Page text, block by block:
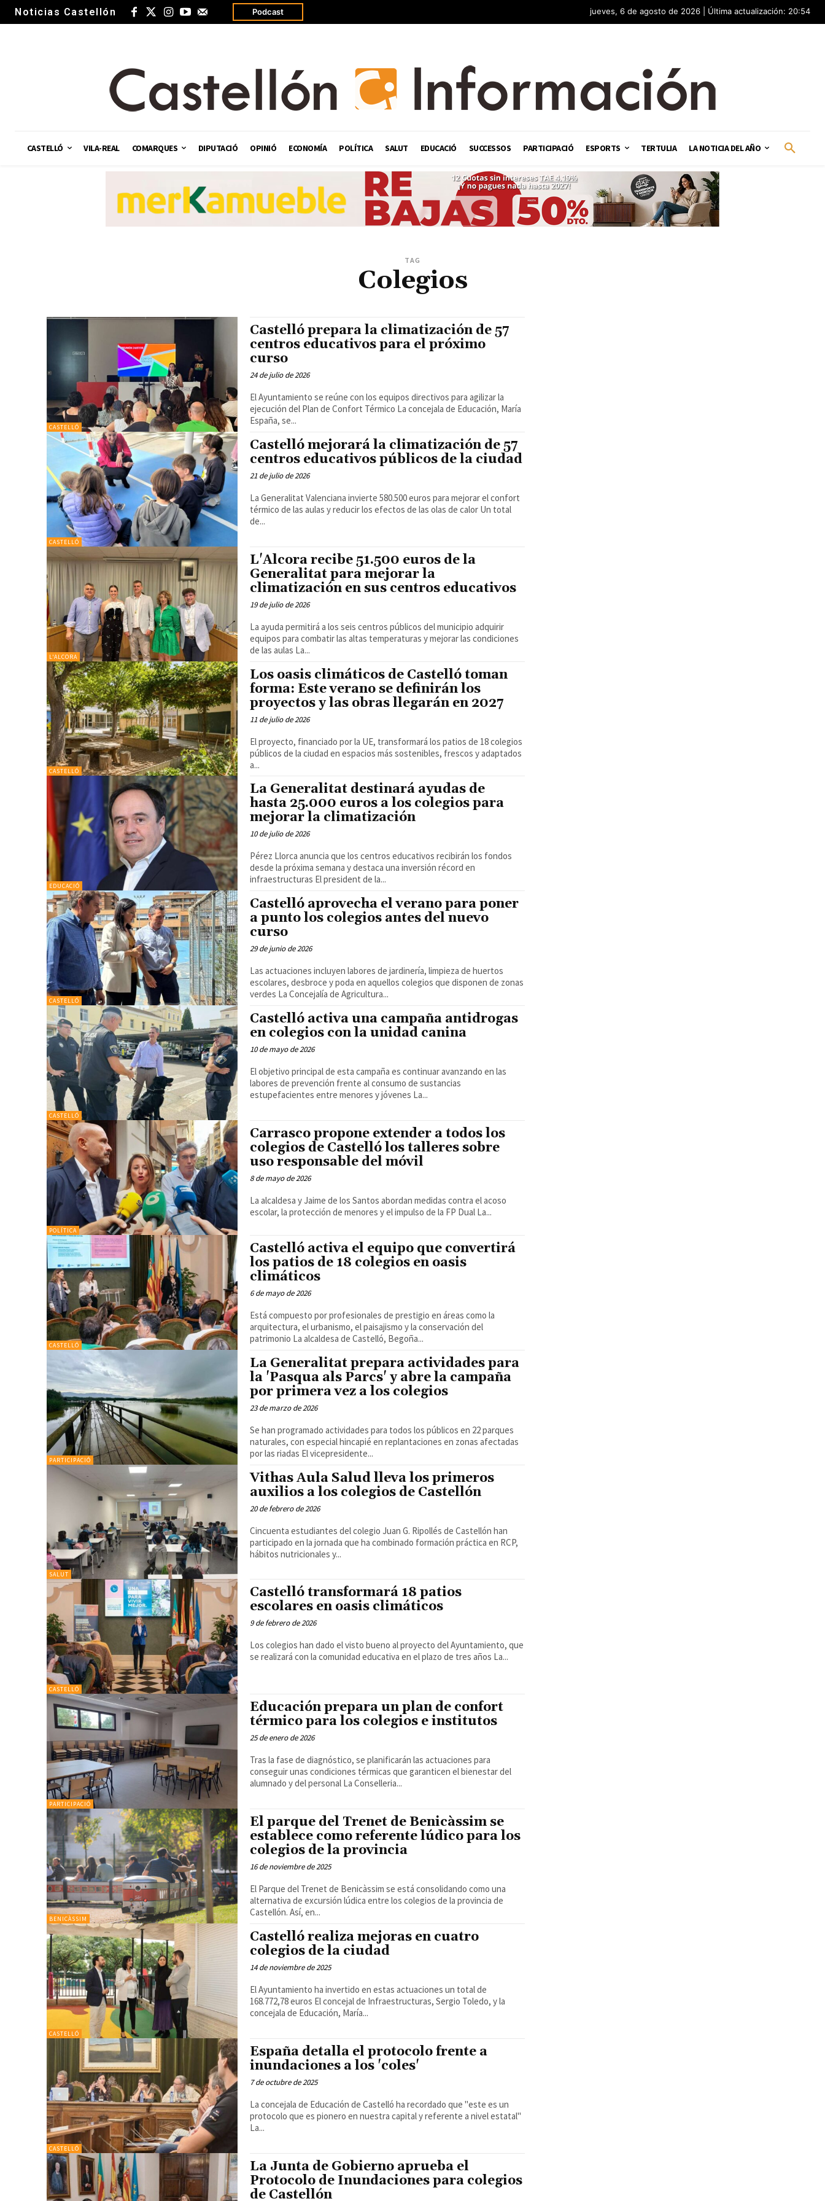
Noticias Castellón Podcast jueves, 6 de agosto de 2026 | Última actualización: 20:54
CASTELLÓ VILA-REAL COMARQUES DIPUTACIÓ OPINIÓ ECONOMÍA POLÍTICA SALUT EDUCACIÓ SUCCESSOS PARTICIPACIÓ ESPORTS TERTULIA LA NOTICIA DEL AÑO
TAG
Colegios
CASTELLÓ
Castelló prepara la climatización de 57
centros educativos para el próximo
curso
24 de julio de 2026
El Ayuntamiento se reúne con los equipos directivos para agilizar la
ejecución del Plan de Confort Térmico La concejala de Educación, María
España, se...
CASTELLÓ
Castelló mejorará la climatización de 57
centros educativos públicos de la ciudad
21 de julio de 2026
La Generalitat Valenciana invierte 580.500 euros para mejorar el confort
térmico de las aulas y reducir los efectos de las olas de calor Un total
de...
L'ALCORA
L'Alcora recibe 51.500 euros de la
Generalitat para mejorar la
climatización en sus centros educativos
19 de julio de 2026
La ayuda permitirá a los seis centros públicos del municipio adquirir
equipos para combatir las altas temperaturas y mejorar las condiciones
de las aulas La...
CASTELLÓ
Los oasis climáticos de Castelló toman
forma: Este verano se definirán los
proyectos y las obras llegarán en 2027
11 de julio de 2026
El proyecto, financiado por la UE, transformará los patios de 18 colegios
públicos de la ciudad en espacios más sostenibles, frescos y adaptados
a...
EDUCACIÓ
La Generalitat destinará ayudas de
hasta 25.000 euros a los colegios para
mejorar la climatización
10 de julio de 2026
Pérez Llorca anuncia que los centros educativos recibirán los fondos
desde la próxima semana y destaca una inversión récord en
infraestructuras El president de la...
CASTELLÓ
Castelló aprovecha el verano para poner
a punto los colegios antes del nuevo
curso
29 de junio de 2026
Las actuaciones incluyen labores de jardinería, limpieza de huertos
escolares, desbroce y poda en aquellos colegios que disponen de zonas
verdes La Concejalía de Agricultura...
CASTELLÓ
Castelló activa una campaña antidrogas
en colegios con la unidad canina
10 de mayo de 2026
El objetivo principal de esta campaña es continuar avanzando en las
labores de prevención frente al consumo de sustancias
estupefacientes entre menores y jóvenes La...
POLÍTICA
Carrasco propone extender a todos los
colegios de Castelló los talleres sobre
uso responsable del móvil
8 de mayo de 2026
La alcaldesa y Jaime de los Santos abordan medidas contra el acoso
escolar, la protección de menores y el impulso de la FP Dual La...
CASTELLÓ
Castelló activa el equipo que convertirá
los patios de 18 colegios en oasis
climáticos
6 de mayo de 2026
Está compuesto por profesionales de prestigio en áreas como la
arquitectura, el urbanismo, el paisajismo y la conservación del
patrimonio La alcaldesa de Castelló, Begoña...
PARTICIPACIÓ
La Generalitat prepara actividades para
la 'Pasqua als Parcs' y abre la campaña
por primera vez a los colegios
23 de marzo de 2026
Se han programado actividades para todos los públicos en 22 parques
naturales, con especial hincapié en replantaciones en zonas afectadas
por las riadas El vicepresidente...
SALUT
Vithas Aula Salud lleva los primeros
auxilios a los colegios de Castellón
20 de febrero de 2026
Cincuenta estudiantes del colegio Juan G. Ripollés de Castellón han
participado en la jornada que ha combinado formación práctica en RCP,
hábitos nutricionales y...
CASTELLÓ
Castelló transformará 18 patios
escolares en oasis climáticos
9 de febrero de 2026
Los colegios han dado el visto bueno al proyecto del Ayuntamiento, que
se realizará con la comunidad educativa en el plazo de tres años La...
PARTICIPACIÓ
Educación prepara un plan de confort
térmico para los colegios e institutos
25 de enero de 2026
Tras la fase de diagnóstico, se planificarán las actuaciones para
conseguir unas condiciones térmicas que garanticen el bienestar del
alumnado y del personal La Conselleria...
BENICÀSSIM
El parque del Trenet de Benicàssim se
establece como referente lúdico para los
colegios de la provincia
16 de noviembre de 2025
El Parque del Trenet de Benicàssim se está consolidando como una
alternativa de excursión lúdica entre los colegios de la provincia de
Castellón. Así, en...
CASTELLÓ
Castelló realiza mejoras en cuatro
colegios de la ciudad
14 de noviembre de 2025
El Ayuntamiento ha invertido en estas actuaciones un total de
168.772,78 euros El concejal de Infraestructuras, Sergio Toledo, y la
concejala de Educación, María...
CASTELLÓ
España detalla el protocolo frente a
inundaciones a los 'coles'
7 de octubre de 2025
La concejala de Educación de Castelló ha recordado que "este es un
protocolo que es pionero en nuestra capital y referente a nivel estatal"
La...
La Junta de Gobierno aprueba el
Protocolo de Inundaciones para colegios
de Castellón